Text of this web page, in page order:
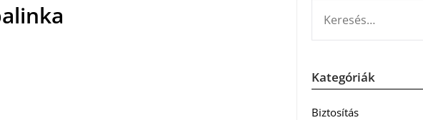
Kategóriák
Biztosítás